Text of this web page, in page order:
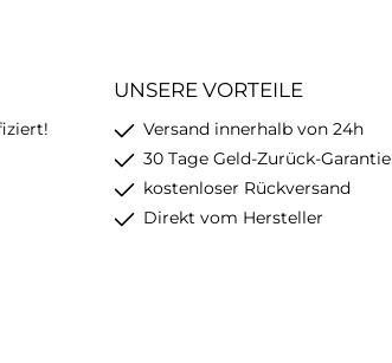
UNSERE VORTEILE
Versand innerhalb von 24h
30 Tage Geld-Zurück-Garantie
kostenloser Rückversand
Direkt vom Hersteller